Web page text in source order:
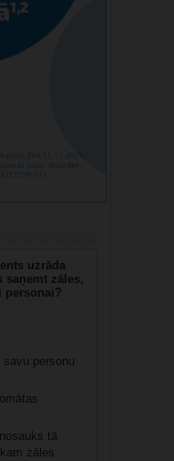
uzrāda
saņemt zāles,
personai?
personu
tā
zāles